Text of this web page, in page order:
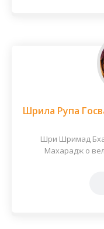
Шрила Рупа
Шри Шримад
Махарадж о